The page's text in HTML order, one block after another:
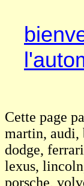
Cette page
martin, audi,
dodge,
lexus,
porsche,